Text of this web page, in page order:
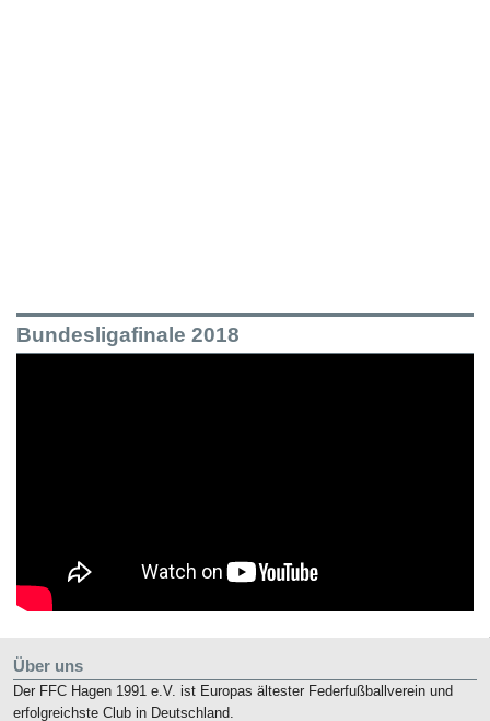
Bundesligafinale 2018
Über uns
Der FFC Hagen 1991 e.V. ist Europas ältester Federfußballverein und
erfolgreichste Club in Deutschland.